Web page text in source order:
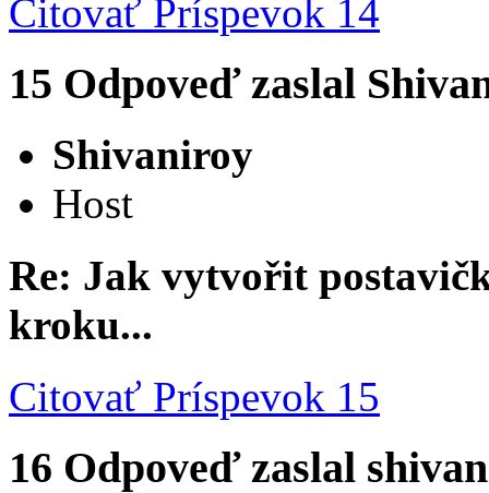
Citovať Príspevok 14
15 Odpoveď zaslal
Shivaniroy
Host
Re: Jak vytvořit
kroku...
Citovať Príspevok 15
16 Odpoveď zaslal